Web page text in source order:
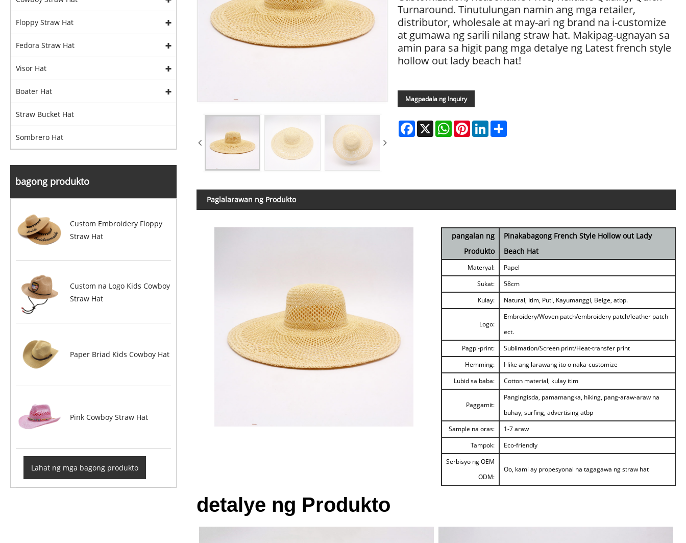
Floppy Straw Hat
Fedora Straw Hat
Visor Hat
Boater Hat
Straw Bucket Hat
Sombrero Hat
bagong produkto
Custom Embroidery Floppy
Straw Hat
Custom na Logo Kids Cowboy
Straw Hat
Paper Briad Kids Cowboy Hat
Pink Cowboy Straw Hat
Lahat ng mga bagong produkto
Turnaround. Tinutulungan namin ang mga retailer,
distributor, wholesale at may-ari ng brand na i-customize
at gumawa ng sarili nilang straw hat. Makipag-ugnayan sa
amin para sa higit pang mga detalye ng Latest french style
hollow out lady beach hat!
Magpadala ng Inquiry
Facebook
X WhatsApp
PinterestLinkedIn
Paglalarawan ng Produkto
pangalan ng
Produkto
Pinakabagong French Style Hollow out Lady
Beach Hat
Materyal:
Papel
Sukat:
58cm
Kulay:
Natural, Itim, Puti, Kayumanggi, Beige, atbp.
Logo:
Embroidery/Woven patch/embroidery patch/leather patch
ect.
Pagpi-print:
Sublimation/Screen print/Heat-transfer print
Hemming:
I-like ang larawang ito o naka-customize
Lubid sa baba:
Cotton material, kulay itim
Paggamit:
Pangingisda, pamamangka, hiking, pang-araw-araw na
buhay, surfing, advertising atbp
Sample na oras:
1-7 araw
Tampok:
Eco-friendly
Serbisyo ng OEM
ODM:
Oo, kami ay propesyonal na tagagawa ng straw hat
detalye ng Produkto